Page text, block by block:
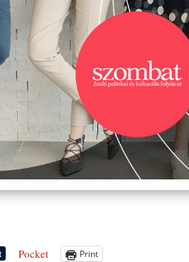
Pocket Print